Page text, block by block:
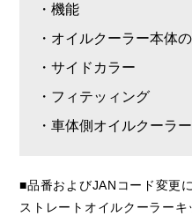
・機能
・オイルクーラー本体
・サイドカラー
・フィテッィング
・車体側オイルクーラ
■品番およびJANコード変更
ストレートオイルクーラーキ